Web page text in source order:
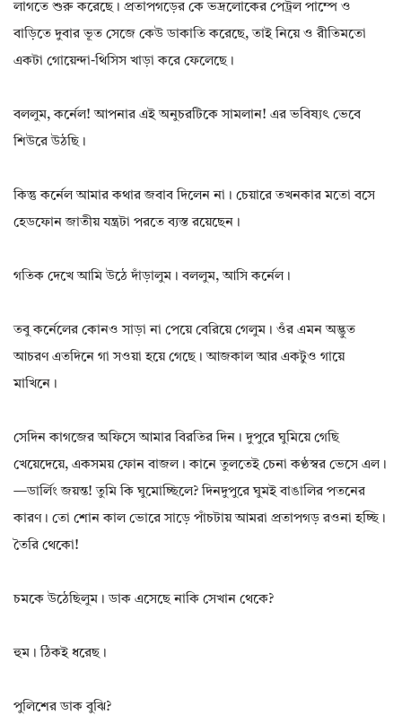
লাগতে শুরু করেছে। প্রতাপগড়ের কে ভদ্রলোকের পেট্রল পাম্পে ও
বাড়িতে দুবার ভূত সেজে কেউ ডাকাতি করেছে, তাই নিয়ে ও রীতিমতো
একটা গোয়েন্দা-থিসিস খাড়া করে ফেলেছে।
বললুম, কর্নেল! আপনার এই অনুচরটিকে সামলান! এর ভবিষ্যৎ ভেবে
শিউরে উঠছি।
কিন্তু কর্নেল আমার কথার জবাব দিলেন না। চেয়ারে তখনকার মতো বসে
হেডফোন জাতীয় যন্ত্রটা পরতে ব্যস্ত রয়েছেন।
গতিক দেখে আমি উঠে দাঁড়ালুম। বললুম, আসি কর্নেল।
তবু কর্নেলের কোনও সাড়া না পেয়ে বেরিয়ে গেলুম। ওঁর এমন অদ্ভুত
আচরণ এতদিনে গা সওয়া হয়ে গেছে। আজকাল আর একটুও গায়ে
মাখিনে।
সেদিন কাগজের অফিসে আমার বিরতির দিন। দুপুরে ঘুমিয়ে গেছি
খেয়েদেয়ে, একসময় ফোন বাজল। কানে তুলতেই চেনা কণ্ঠস্বর ভেসে এল।
—ডার্লিং জয়ন্ত! তুমি কি ঘুমোচ্ছিলে? দিনদুপুরে ঘুমই বাঙালির পতনের
কারণ। তো শোন কাল ভোরে সাড়ে পাঁচটায় আমরা প্রতাপগড় রওনা হচ্ছি।
তৈরি থেকো!
চমকে উঠেছিলুম। ডাক এসেছে নাকি সেখান থেকে?
হুম। ঠিকই ধরেছ।
পুলিশের ডাক বুঝি?